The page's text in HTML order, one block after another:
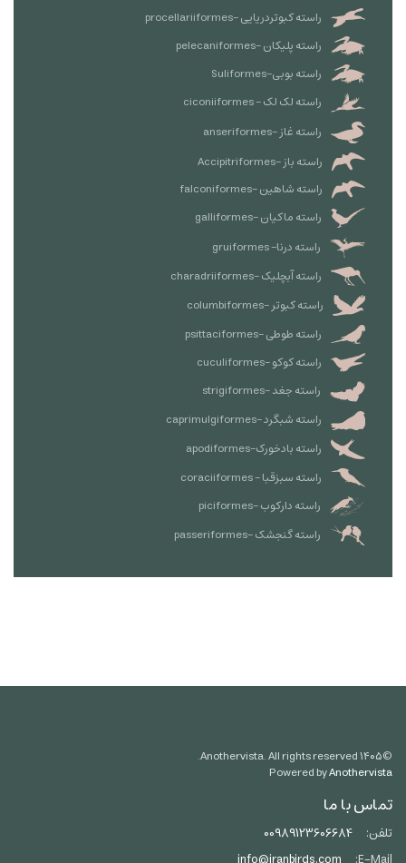
راسته کبوتردریایی -procellariiformes
راسته پلیکان -pelecaniformes
راسته بوبی-Suliformes
راسته لک لک - ciconiiformes
راسته غاز -anseriformes
راسته باز -Accipitriformes
راسته شاهین -falconiformes
راسته ماکیان -galliformes
راسته درنا- gruiformes
راسته آبچلیک -charadriiformes
راسته کبوتر -columbiformes
راسته طوطی -psittaciformes
راسته کوکو -cuculiformes
راسته جغد -strigiformes
راسته شبگرد -caprimulgiformes
راسته بادخورک-apodiformes
راسته سبزقبا - coraciiformes
راسته دارکوب -piciformes
راسته گنجشک -passeriformes
©۱۴۰۵
Powered byAnothervista
تماس با ما
تلفن:
00989123606684